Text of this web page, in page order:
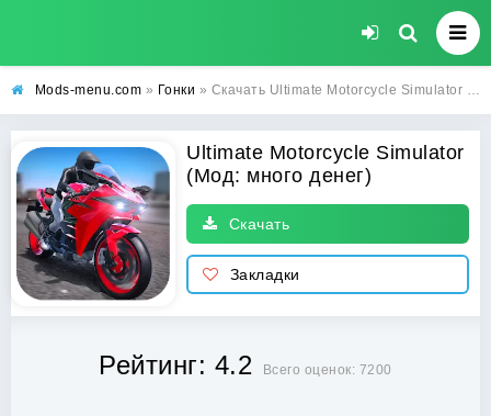
Mods-menu.com » Гонки » Скачать Ultimate Motorcycle Simulator Взлом (много денег) на Андроид бесплатно
Ultimate Motorcycle Simulator
(Мод: много денег)
Скачать
Закладки
Рейтинг: 4.2 Всего оценок: 7200